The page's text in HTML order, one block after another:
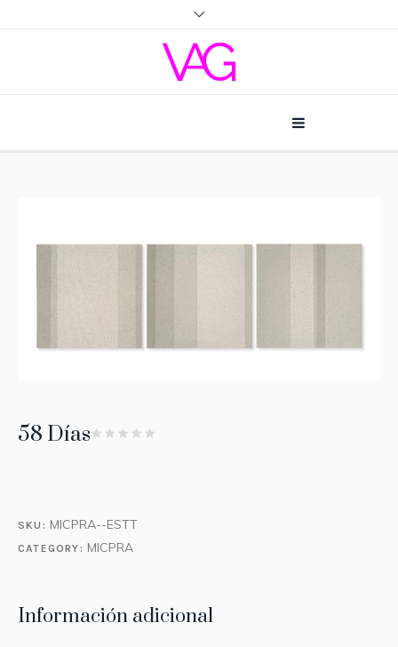
58 Días
SKU: MICPRA--ESTT
CATEGORY: MICPRA
Información adicional